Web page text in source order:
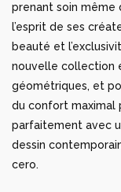
prenant soin même
l’esprit de ses
beauté et
nouvelle collection
géométriques, et
du confort maximal
parfaitement avec
dessin
cero.